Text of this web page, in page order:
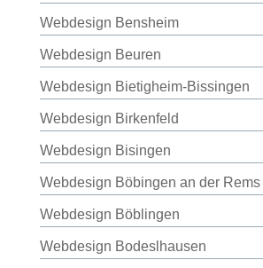
Webdesign Bensheim
Webdesign Beuren
Webdesign Bietigheim-Bissingen
Webdesign Birkenfeld
Webdesign Bisingen
Webdesign Böbingen an der Rems
Webdesign Böblingen
Webdesign Bodeslhausen